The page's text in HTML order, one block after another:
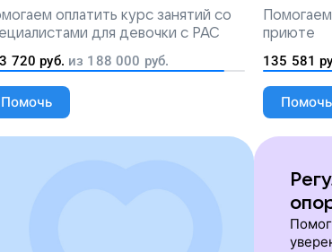
оплатить курс занятий со
для девочки с РАС
720 руб. из 188 000 руб.
Помочь
Помогаем
приюте
135 581
Помочь